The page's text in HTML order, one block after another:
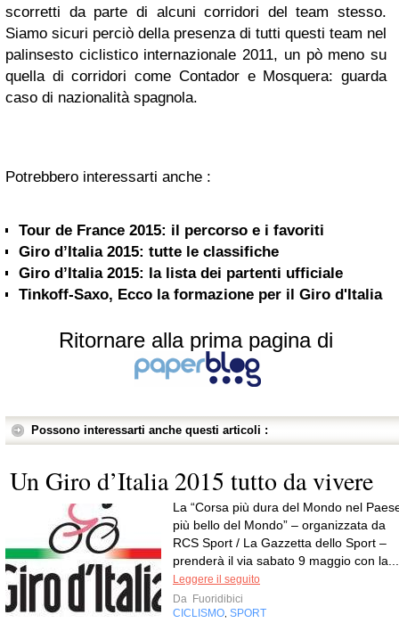
scorretti da parte di alcuni corridori del team stesso.
Siamo sicuri perciò della presenza di tutti questi team nel
palinsesto ciclistico internazionale 2011, un pò meno su
quella di corridori come Contador e Mosquera: guarda
caso di nazionalità spagnola.
Potrebbero interessarti anche :
Tour de France 2015: il percorso e i favoriti
Giro d’Italia 2015: tutte le classifiche
Giro d’Italia 2015: la lista dei partenti ufficiale
Tinkoff-Saxo, Ecco la formazione per il Giro d'Italia
Ritornare alla prima pagina di
Possono interessarti anche questi articoli :
Un Giro d’Italia 2015 tutto da vivere
La “Corsa più dura del Mondo nel
più bello del Mondo” – organizzata da
RCS Sport / La Gazzetta dello Sport –
prenderà il via sabato 9 maggio con la...
Leggere il seguito
Da Fuoridibici
CICLISMO SPORT